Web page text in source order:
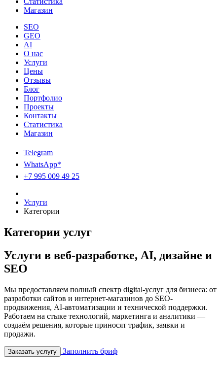
Магазин
SEO
GEO
AI
О нас
Услуги
Цены
Отзывы
Блог
Портфолио
Проекты
Контакты
Статистика
Магазин
Telegram
WhatsApp*
+7 995 009 49 25
Услуги
Категории
Категории услуг
Услуги в веб-разработке, AI, дизайне и
SEO
Мы предоставляем полный спектр digital-услуг для бизнеса: от
разработки сайтов и интернет-магазинов до SEO-
продвижения, AI-автоматизации и технической поддержки.
Работаем на стыке технологий, маркетинга и аналитики —
создаём решения, которые приносят трафик, заявки и
продажи.
Заказать услугу Заполнить бриф